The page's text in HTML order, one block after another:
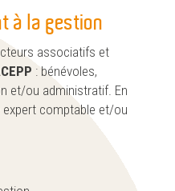
à la gestion
associatifs et
: bénévoles,
et/ou administratif. En
comptable et/ou